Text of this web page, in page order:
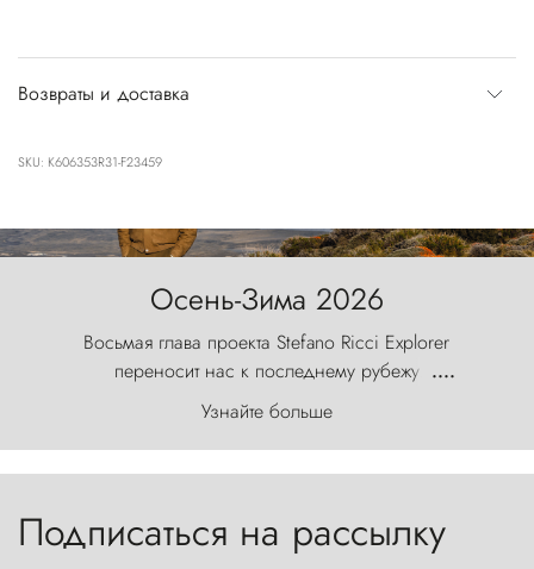
Возвраты и доставка
SKU: K606353R31-F23459
Осень-Зима 2026
Восьмая глава проекта Stefano Ricci Explorer
переносит нас к последнему рубежу
первозданного мира, где ветер с
первобытной яростью ваяет ландшафт, а пики
Торрес-дель-Пайне, словно каменные стражи,
....
Узнайте больше
Подписаться на рассылку